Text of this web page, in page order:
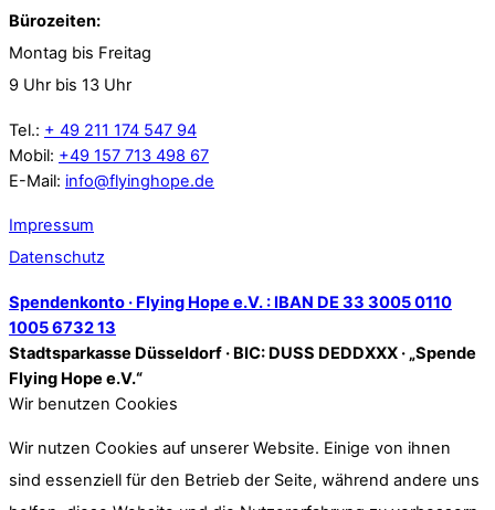
Bürozeiten:
Montag bis Freitag
9 Uhr bis 13 Uhr
Tel.: + 49 211 174 547 94
Mobil: +49 157 713 498 67
E-Mail: info@flyinghope.de
Impressum
Datenschutz
Spendenkonto · Flying Hope e.V. : IBAN DE 33 3005 0110
1005 6732 13
Stadtsparkasse Düsseldorf · BIC: DUSS DEDDXXX · „Spende
Flying Hope e.V.“
Wir benutzen Cookies
Wir nutzen Cookies auf unserer Website. Einige von ihnen
sind essenziell für den Betrieb der Seite, während andere uns